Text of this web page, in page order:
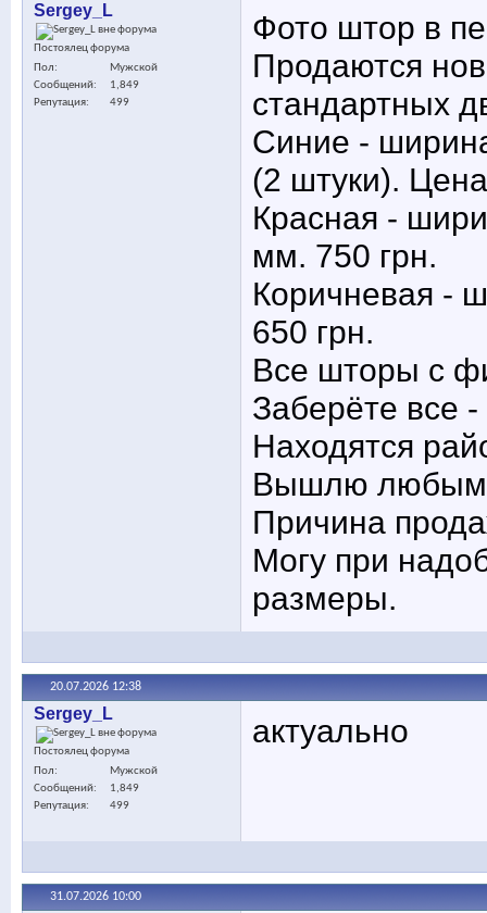
Sergey_L
Постоялец форума
Пол
Мужской
Сообщений
1,849
Репутация
499
Фото штор в
Продаются
стандартных
Синие -
(2 штуки).
Красная -
мм. 750 грн.
Коричневая -
650 грн.
Все шторы с
Заберёте все -
Находятся
Вышлю любым
Причина
Могу при
размеры.
20.07.2026 12:38
Sergey_L
Постоялец форума
Пол
Мужской
Сообщений
1,849
Репутация
499
актуально
31.07.2026 10:00